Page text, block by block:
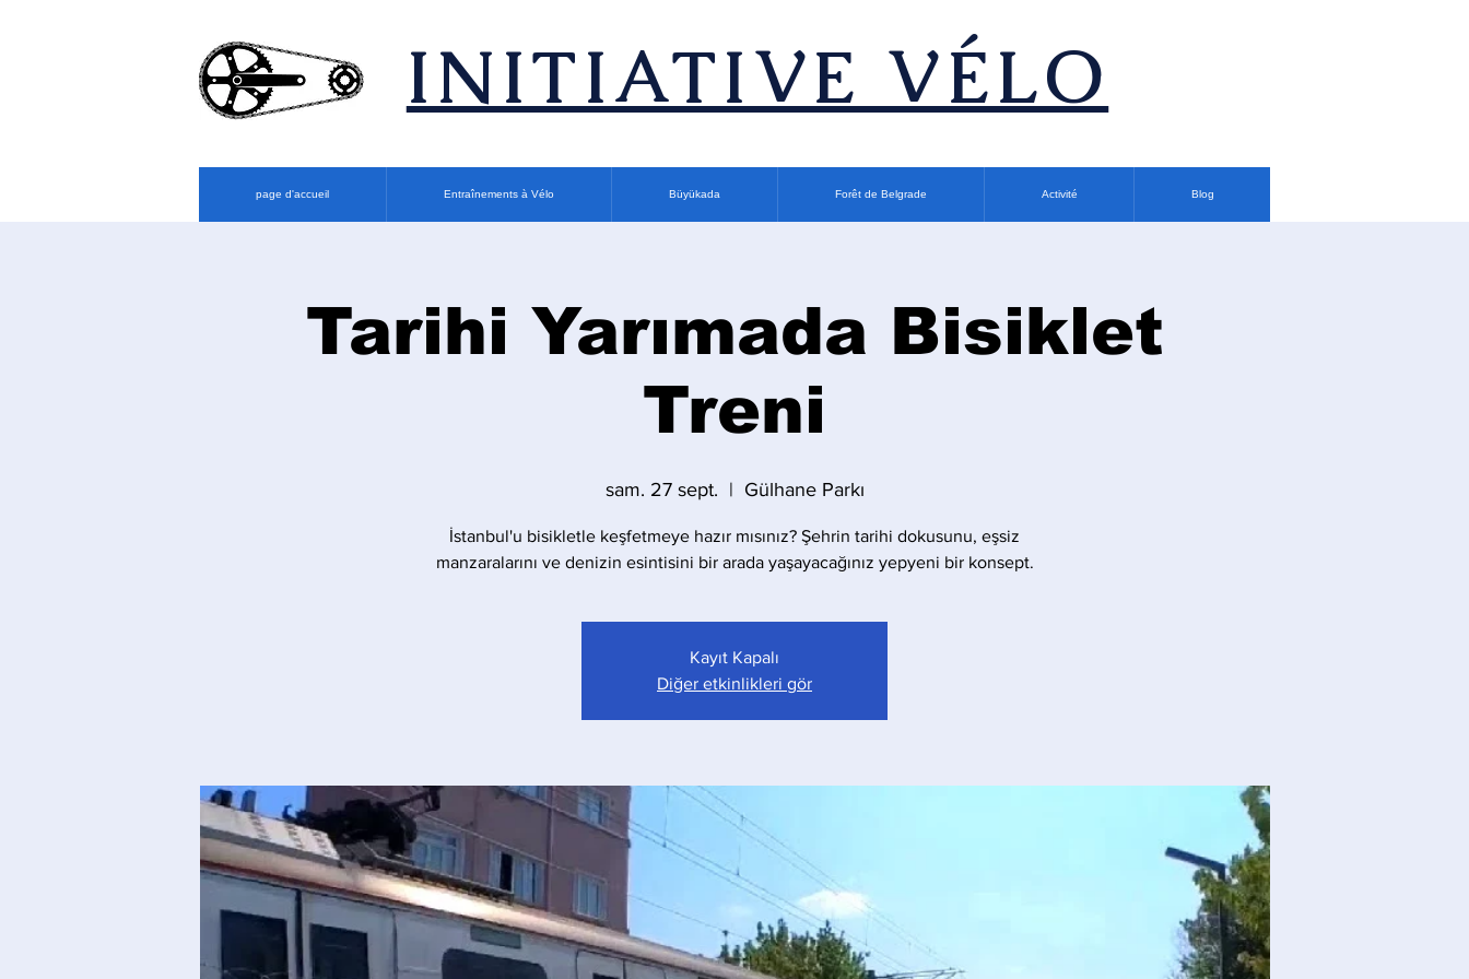
​INITIATIVE VÉLO
page d'accueil Entraînements à Vélo Büyükada Forêt de Belgrade Activité Blog
Tarihi Yarımada Bisiklet
Treni
sam. 27 sept.
  |
Gülhane Parkı
İstanbul'u bisikletle keşfetmeye hazır mısınız? Şehrin tarihi dokusunu, eşsiz
manzaralarını ve denizin esintisini bir arada yaşayacağınız yepyeni bir konsept.
Kayıt Kapalı
Diğer etkinlikleri gör